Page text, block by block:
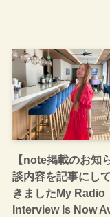
【note掲載のお知
談内容を記事にし
きましたMy Radio
Interview Is Now